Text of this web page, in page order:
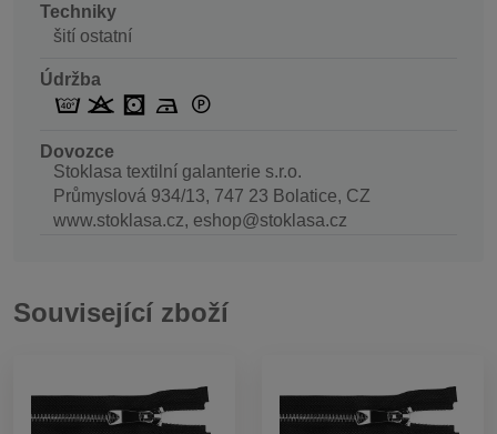
Techniky
šití ostatní
Údržba
Dovozce
Stoklasa textilní galanterie s.r.o.
Průmyslová 934/13, 747 23 Bolatice, CZ
www.stoklasa.cz, eshop@stoklasa.cz
Související zboží